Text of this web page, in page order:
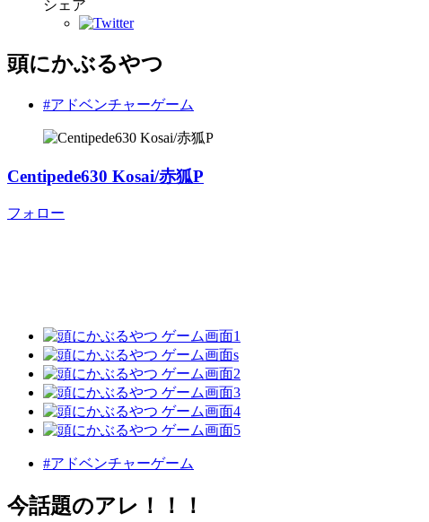
シェア
頭にかぶるやつ
#アドベンチャーゲーム
Centipede630 Kosai/赤狐P
フォロー
#アドベンチャーゲーム
今話題のアレ！！！